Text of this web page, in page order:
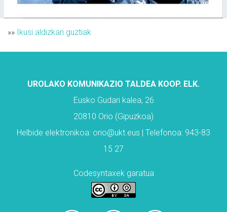
»» Ikusi aldizkari guztiak
UROLAKO KOMUNIKAZIO TALDEA KOOP. ELK.
Eusko Gudari kalea, 26
20810 Orio (Gipuzkoa)
Helbide elektronikoa: orio@ukt.eus | Telefonoa: 943-83
15 27
Codesyntaxek garatua